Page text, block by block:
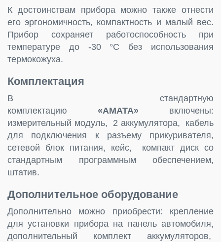
К достоинствам прибора можно также отнести
его эргономичность, компактность и малый вес.
Прибор сохраняет работоспособность при
температуре до -30 °С без использования
термокожуха.
Комплектация
В стандартную
комплектацию «AMATA» включены:
измерительный модуль, 2 аккумулятора, кабель
для подключения к разъему прикуривателя,
сетевой блок питания, кейс, компакт диск со
стандартным программным обеспечением,
штатив.
Дополнительное оборудование
Дополнительно можно приобрести: крепление
для установки прибора на панель автомобиля,
дополнительный комплект аккумуляторов,